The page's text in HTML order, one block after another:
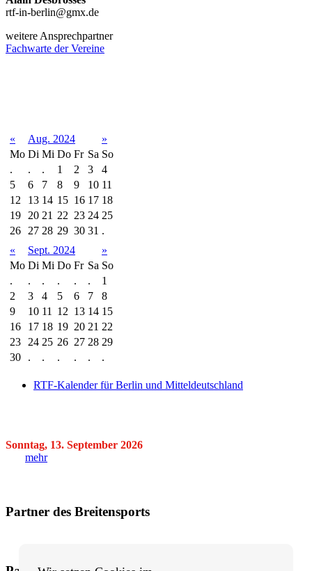
rtf-in-berlin@gmx.de
weitere Ansprechpartner
Fachwarte der Vereine
« Aug. 2024
»
Mo Di Mi Do Fr Sa So
.
. . 1 2 3
4
5
6 7 8 9 10 11
12
13 14 15 16 17 18
19
20 21 22 23 24 25
26
27 28 29 30 31 .
«
Sept. 2024
»
Mo Di Mi Do Fr Sa So
.
. . . . .
1
2
3 4 5 6 7
8
9
10 11 12 13 14 15
16
17 18 19 20 21 22
23
24 25 26 27 28 29
30
. . . . . .
RTF-Kalender für Berlin und Mitteldeutschland
Sonntag, 13. September 2026
mehr
Partner des Breitensports